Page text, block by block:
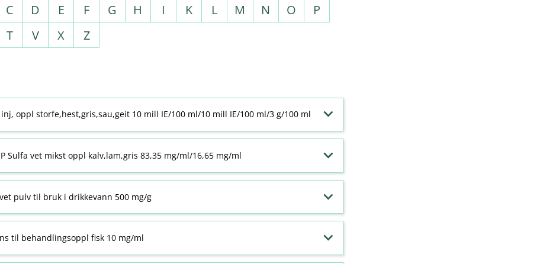
C D E F G H I K L M N O
P
T V X Z
inj, oppl storfe,hest,gris,sau,geit 10 mill IE/100 ml/10 mill IE/100 ml/3 g/100 ml
Sulfa vet mikst oppl kalv,lam,gris 83,35 mg/ml/16,65 mg/ml
pulv til bruk i drikkevann 500 mg/g
til behandlingsoppl fisk 10 mg/ml